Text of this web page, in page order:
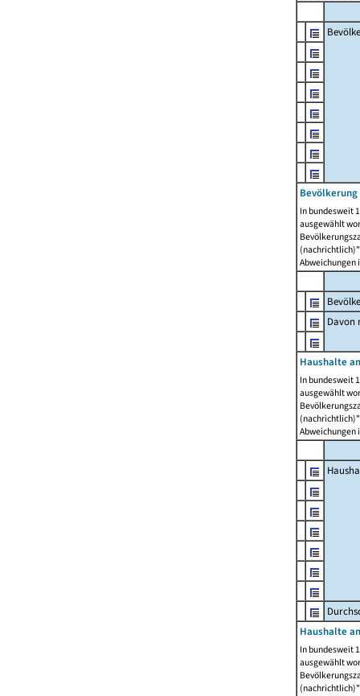
In bundesweit
ausgewählt
Abweichungen
Davon
Haushalte
In bundesweit
ausgewählt
Abweichungen
Haushalte
In bundesweit
ausgewählt